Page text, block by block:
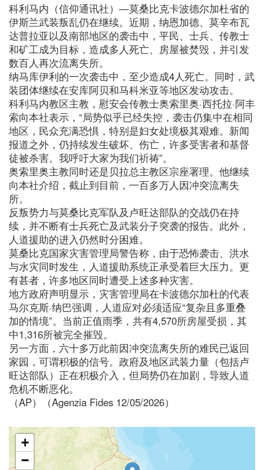
科利马内（信仰通讯社）—莫桑比克卡波德尔加杜省的
伊斯兰武装叛乱仍在继续。近期，纳恩加德、莫辛布瓦
达普拉亚以及南部地区的袭击中，平民、士兵、传教士
和矿工成为目标，造成多人死亡、房屋被焚毁，并引发
数百人再次流离失所。
纳马库伊利的一次袭击中，至少造成4人死亡。同时，武
装团体继续在安库阿贝和马科米亚等地区发动攻击。
科利马内教区主教，慰安会传教士奥索里奥·西托拉·阿丰
索向本社表示，“局势似乎已经失控，袭击仍集中在相同
地区，民众充满恐惧，特别是妇女处境极其艰难。新闻
报道之外，仍持续发生破坏、伤亡，许多受害者和基督
徒被杀害。我呼吁大家为我们祈祷”。
奥索里奥主教同时还是贝拉总主教区宗座署理。他继续
向本社介绍，截止到目前，一百多万人因冲突流离失
所。
反叛势力与莫桑比克军队及卢旺达部队的交战仍在持
续，并不断有士兵死亡及武装分子突袭的报告。此外，
人道援助的进入仍然时分困难。
莫桑比克国家灾害管理局警告称，由于恐怖袭击、洪水
与水灾同时发生，人道援助系统正承受着巨大压力。更
有甚者，许多地区同时遭受上述多种灾害。
地方政府声明显示，灾害管理局在卡波德尔加杜的代表
马尔克斯·纳巴强调，人道应对必须适应“复杂且多重叠
加的情境”。当前正值雨季，共有4,570所房屋受损，其
中1,316所被完全摧毁。
另一方面，六十多万此前因冲突流离失所的难民已返回
家园，可谓积极的信号。政府及地区武装力量（包括卢
旺达部队）正在积极介入，但局势仍在加剧，导致人道
危机不断恶化。
（AP）（Agenzia Fides 12/05/2026）
+
−